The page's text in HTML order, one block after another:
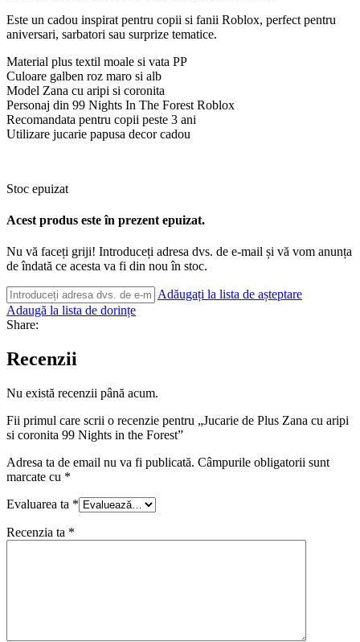
Este un cadou inspirat pentru copii si fanii Roblox, perfect pentru
aniversari, sarbatori sau surprize tematice.
Material plus textil moale si vata PP
Culoare galben roz maro si alb
Model Zana cu aripi si coronita
Personaj din 99 Nights In The Forest Roblox
Recomandata pentru copii peste 3 ani
Utilizare jucarie papusa decor cadou
Stoc epuizat
Acest produs este în prezent epuizat.
Nu vă faceți griji! Introduceți adresa dvs. de e-mail și vă vom anunța
de îndată ce acesta va fi din nou în stoc.
Adăugați la lista de așteptare
Adaugă la lista de dorințe
Share:
Recenzii
Nu există recenzii până acum.
Fii primul care scrii o recenzie pentru „Jucarie de Plus Zana cu aripi
si coronita 99 Nights in the Forest”
Adresa ta de email nu va fi publicată. Câmpurile obligatorii sunt
marcate cu *
Evaluarea ta *
Recenzia ta *